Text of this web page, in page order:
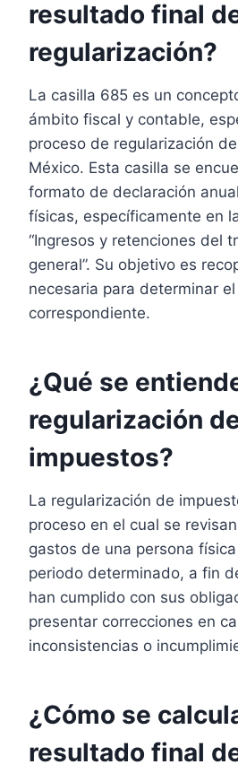
resultado final
regularización?
La casilla 685 es un
ámbito fiscal y contable,
proceso de regularización
México. Esta casilla se
formato de declaración
físicas, específicamente en
“Ingresos y retenciones del
general”. Su objetivo es
necesaria para determinar
correspondiente.
¿Qué se
regularización
impuestos?
La regularización de
proceso en el cual se
gastos de una persona
periodo determinado, a fin
han cumplido con sus
presentar correcciones en
inconsistencias o
¿Cómo se
resultado final